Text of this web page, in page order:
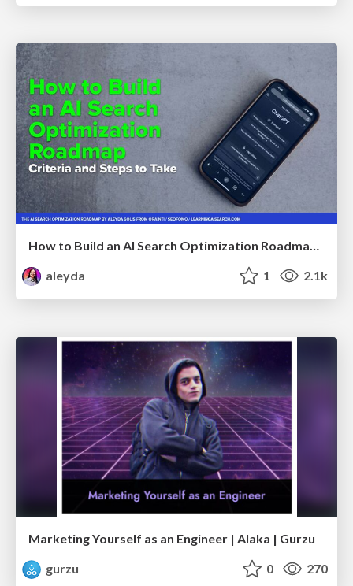
aleyda
1 2.1k
Marketing Yourself as an Engineer | Alaka | Gurzu
gurzu
0 270